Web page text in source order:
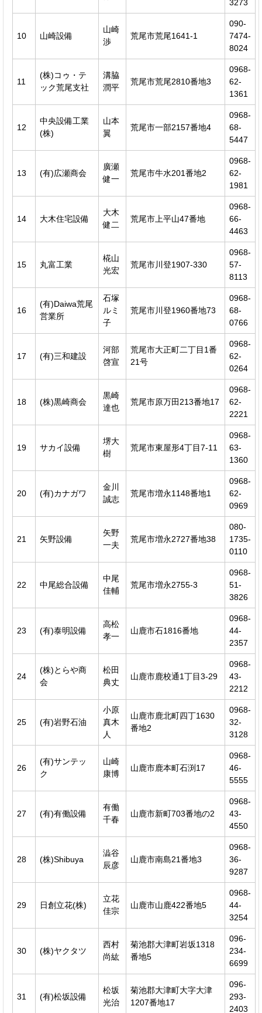
3273
10 山崎設備
山崎
渉
荒尾市荒尾1641-1
090-
7474-
8024
11
(株)コゥ・テ
ック荒尾支社
溝脇
潤平
荒尾市荒尾2810番地3
0968-
62-
1361
12
中央設備工業
(株)
山本
翼
荒尾市一部2157番地4
0968-
68-
5447
13 (有)広瀬商会
廣瀬
健一
荒尾市牛水201番地2
0968-
62-
1981
14 大木住宅設備
大木
健二
荒尾市上平山47番地
0968-
66-
4463
15 丸富工業
椛山
光宏
荒尾市川登1907-330
0968-
57-
8113
16
(有)Daiwa荒尾
営業所
石塚
ルミ
子
荒尾市川登1960番地73
0968-
68-
0766
17 (有)三和建設
河部
啓宣
荒尾市大正町二丁目1番
21号
0968-
62-
0264
18 (株)黒崎商会
黒崎
達也
荒尾市原万田213番地17
0968-
62-
2221
19 サカイ設備
堺大
樹
荒尾市東屋形4丁目7-11
0968-
63-
1360
20 (有)カナガワ
金川
誠志
荒尾市増永1148番地1
0968-
62-
0969
21 矢野設備
矢野
一夫
荒尾市増永2727番地38
080-
1735-
0110
22 中尾総合設備
中尾
佳輔
荒尾市増永2755-3
0968-
51-
3826
23 (有)泰明設備
高松
孝一
山鹿市石1816番地
0968-
44-
2357
24
(株)とらや商
会
松田
典丈
山鹿市鹿校通1丁目3-29
0968-
43-
2212
25 (有)岩野石油
小原
真木
人
山鹿市鹿北町四丁1630
番地2
0968-
32-
3128
26
(有)サンテッ
ク
山崎
康博
山鹿市鹿本町石渕17
0968-
46-
5555
27 (有)有働設備
有働
千春
山鹿市新町703番地の2
0968-
43-
4550
28 (株)Shibuya
澁谷
辰彦
山鹿市南島21番地3
0968-
36-
9287
29 日創立花(株)
立花
佳宗
山鹿市山鹿422番地5
0968-
44-
3254
30 (株)ヤクタツ
西村
尚紘
菊池郡大津町岩坂1318
番地5
096-
234-
6699
31 (有)松坂設備
松坂
光治
菊池郡大津町大字大津
1207番地17
096-
293-
2403